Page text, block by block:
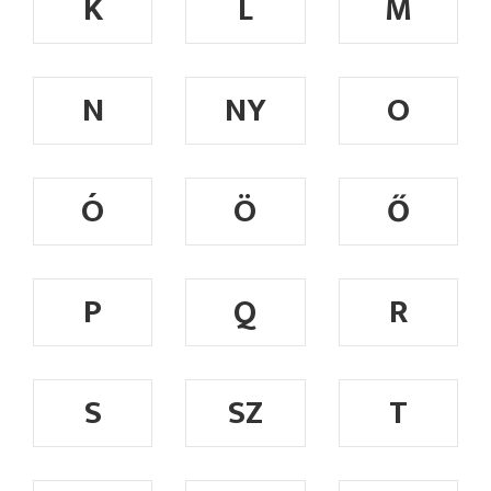
N
NY
O
Ó
Ö
Ő
P
Q
R
S
SZ
T